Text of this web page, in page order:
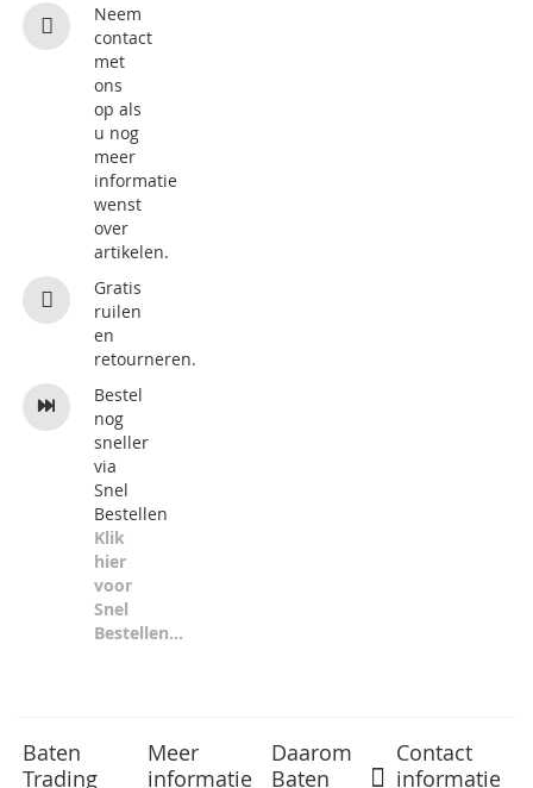
Neem
contact
met
ons
op als
u nog
meer
informatie
wenst
over
artikelen.
Gratis
ruilen
en
retourneren.
Bestel
nog
sneller
via
Snel
Bestellen
Klik
hier
voor
Snel
Bestellen...
Baten
Trading
Meer
informatie
Daarom
Baten
Contact
informatie